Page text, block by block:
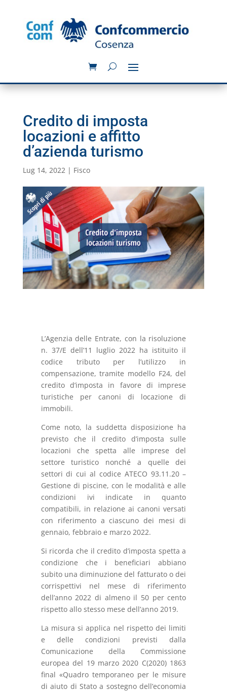
Credito di imposta
locazioni e affitto
d’azienda turismo
Lug 14, 2022| Fisco
L’Agenzia delle Entrate, con la risoluzione
n. 37/E dell’11 luglio 2022 ha istituito il
codice tributo per l’utilizzo in
compensazione, tramite modello F24, del
credito d’imposta in favore di imprese
turistiche per canoni di locazione di
immobili.
Come noto, la suddetta disposizione ha
previsto che il credito d’imposta sulle
locazioni che spetta alle imprese del
settore turistico nonché a quelle dei
settori di cui al codice ATECO 93.11.20 –
Gestione di piscine, con le modalità e alle
condizioni ivi indicate in quanto
compatibili, in relazione ai canoni versati
con riferimento a ciascuno dei mesi di
gennaio, febbraio e marzo 2022.
Si ricorda che il credito d’imposta spetta a
condizione che i beneficiari abbiano
subito una diminuzione del fatturato o dei
corrispettivi nel mese di riferimento
dell’anno 2022 di almeno il 50 per cento
rispetto allo stesso mese dell’anno 2019.
La misura si applica nel rispetto dei limiti
e delle condizioni previsti dalla
Comunicazione della Commissione
europea del 19 marzo 2020 C(2020) 1863
final «Quadro temporaneo per le misure
di aiuto di Stato a sostegno dell’economia